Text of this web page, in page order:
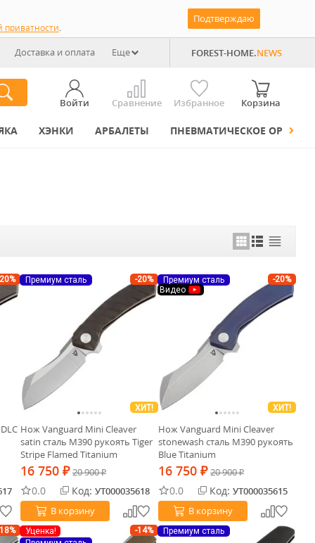
приватности.
Подтверждаю
Доставка и оплата Еще FOREST-HOME.NEWS
Войти Сравнение Избранное Корзина
ХЭНКИ АРБАЛЕТЫ ПНЕВМАТИЧЕСКОЕ ОРУЖИЕ
-20%
Премиум сталь
ХИТ!
Нож Vanguard Mini Cleaver
satin сталь M390 рукоять Tiger
Stripe Flamed Titanium
16 750 ₽ 20 900₽
0.0 Код: УТ000035618
В корзину
-20%
Премиум сталь
Видео
ХИТ!
Нож Vanguard Mini Cleaver
stonewash сталь M390 рукоять
Blue Titanium
16 750 ₽ 20 900₽
0.0 Код: УТ000035615
В корзину
-14%
Уценка!
Премиум сталь